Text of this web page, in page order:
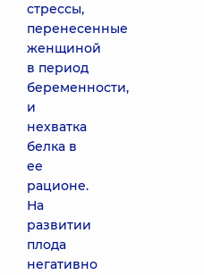
стрессы,
перенесенные
женщиной
в период
беременности,
и
нехватка
белка в
ее
рационе.
На
развитии
плода
негативно